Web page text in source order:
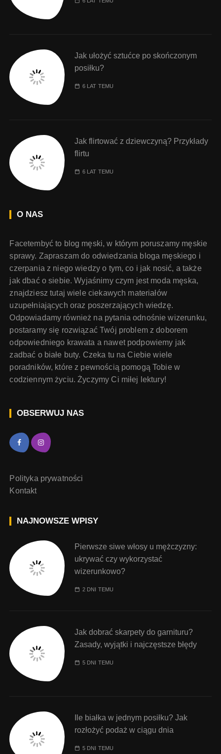
Jak ułożyć sztućce po skończonym
posiłku?
6 LAT TEMU
Jak flirtować z dziewczyną? Przykłady
flirtu
6 LAT TEMU
O NAS
Facetembyć to blog męski, w którym poruszamy męskie
sprawy. Zapraszam do odwiedzania bloga męskiego i
czerpania z niego wiedzy o tym, co i jak nosić, a także
jak dbać o siebie. Wyjaśnimy czym jest moda męska,
znajdziesz tutaj wiele ciekawych materiałów
uzupełniających oraz poszerzających wiedzę.
Odpowiadamy również na pytania odnośnie wizerunku,
postaramy się rozwiązać Twój problem z doborem
odpowiedniego krawata a nawet podpowiemy jak
zadbać o białe buty. Czeka tu na Ciebie wiele
poradników, które z pewnością pomogą Tobie w
codziennym życiu. Życzymy Ci miłej lektury!
OBSERWUJ NAS
Polityka prywatności
Kontakt
NAJNOWSZE WPISY
Pierwsze siwe włosy u mężczyzny:
ukrywać czy wykorzystać
wizerunkowo?
2 DNI TEMU
Jak dobrać skarpety do garnituru?
Zasady, wyjątki i najczęstsze błędy
5 DNI TEMU
Ile białka w jednym posiłku? Jak
rozłożyć podaż w ciągu dnia
5 DNI TEMU